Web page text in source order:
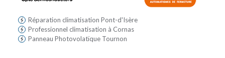
Réparation climatisation Pont-d'Isère
Professionnel climatisation à Cornas
Panneau Photovolatïque Tournon